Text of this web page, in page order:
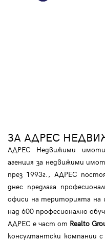
ЗА АДРЕС
АДРЕС Недвижими
агенция за недвижими
през 1993г., АДРЕС
днес предлага
офиси на територията на
над 600 професионално
АДРЕС е част от Realto
консултантски компании